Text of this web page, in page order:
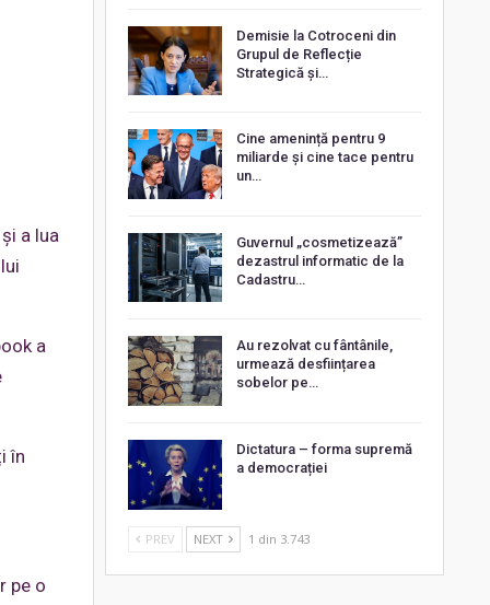
a lua
a
în
pe o
Demisie la Cotroceni din
Grupul de Reflecție
Strategică și…
Cine amenință pentru 9
miliarde și cine tace pentru
un…
Guvernul „cosmetizează”
dezastrul informatic de la
Cadastru…
Au rezolvat cu fântânile,
urmează desființarea
sobelor pe…
Dictatura – forma supremă
a democrației
PREV NEXT 1 din 3.743